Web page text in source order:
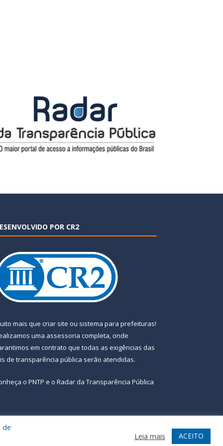
POR CR2
mais que criar site ou sistema para prefeituras!
uma assessoria completa, onde
em contrato que todas as exigências das
de transparência pública serão atendidas.
o PNTP e o Radar da Transparência Pública
Acessar Webmail
de
Leia mais ACEITO